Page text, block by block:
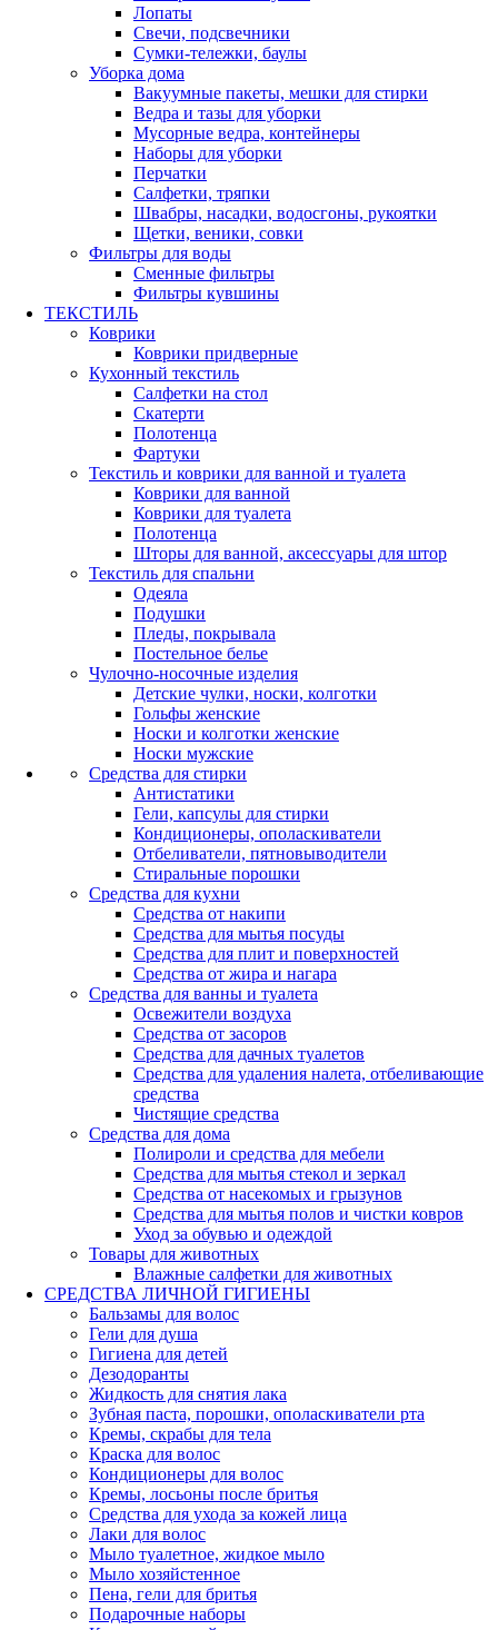
Лопаты
Свечи, подсвечники
Сумки-тележки, баулы
Уборка дома
Вакуумные пакеты, мешки для стирки
Ведра и тазы для уборки
Мусорные ведра, контейнеры
Наборы для уборки
Перчатки
Салфетки, тряпки
Швабры, насадки, водосгоны, рукоятки
Щетки, веники, совки
Фильтры для воды
Сменные фильтры
Фильтры кувшины
ТЕКСТИЛЬ
Коврики
Коврики придверные
Кухонный текстиль
Салфетки на стол
Скатерти
Полотенца
Фартуки
Текстиль и коврики для ванной и туалета
Коврики для ванной
Коврики для туалета
Полотенца
Шторы для ванной, аксессуары для штор
Текстиль для спальни
Одеяла
Подушки
Пледы, покрывала
Постельное белье
Чулочно-носочные изделия
Детские чулки, носки, колготки
Гольфы женские
Носки и колготки женские
Носки мужские
Средства для стирки
Антистатики
Гели, капсулы для стирки
Кондиционеры, ополаскиватели
Отбеливатели, пятновыводители
Стиральные порошки
Средства для кухни
Средства от накипи
Средства для мытья посуды
Средства для плит и поверхностей
Средства от жира и нагара
Средства для ванны и туалета
Освежители воздуха
Средства от засоров
Средства для дачных туалетов
Средства для удаления налета, отбеливающие
средства
Чистящие средства
Средства для дома
Полироли и средства для мебели
Средства для мытья стекол и зеркал
Средства от насекомых и грызунов
Средства для мытья полов и чистки ковров
Уход за обувью и одеждой
Товары для животных
Влажные салфетки для животных
СРЕДСТВА ЛИЧНОЙ ГИГИЕНЫ
Бальзамы для волос
Гели для душа
Гигиена для детей
Дезодоранты
Жидкость для снятия лака
Зубная паста, порошки, ополаскиватели рта
Кремы, скрабы для тела
Краска для волос
Кондиционеры для волос
Кремы, лосьоны после бритья
Средства для ухода за кожей лица
Лаки для волос
Мыло туалетное, жидкое мыло
Мыло хозяйстенное
Пена, гели для бритья
Подарочные наборы